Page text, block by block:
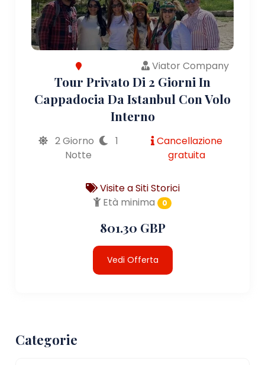
Viator Company
Tour Privato Di 2 Giorni In
Cappadocia Da Istanbul Con Volo
Interno
2 Giorno
1
Notte
Cancellazione
gratuita
Visite a Siti Storici
Età minima
0
801.30 GBP
Vedi Offerta
Categorie